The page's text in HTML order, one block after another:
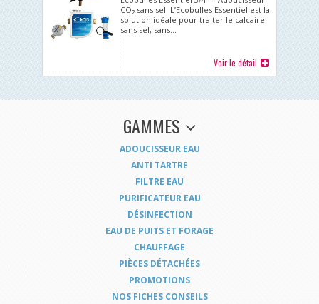
CO₂ sans sel L’Ecobulles Essentiel est la
solution idéale pour traiter le calcaire
sans sel, sans...
Voir le détail
GAMMES
ADOUCISSEUR EAU
ANTI TARTRE
FILTRE EAU
PURIFICATEUR EAU
DÉSINFECTION
EAU DE PUITS ET FORAGE
CHAUFFAGE
PIÈCES DÉTACHÉES
PROMOTIONS
NOS FICHES CONSEILS